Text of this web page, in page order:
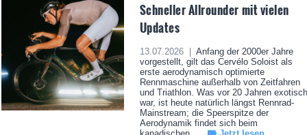
Schneller Allrounder mit vielen
Updates
13.07.2026 |
Anfang der 2000er Jahre
vorgestellt, gilt das Cervélo Soloist als
erste aerodynamisch optimierte
Rennmaschine außerhalb von Zeitfahren
und Triathlon. Was vor 20 Jahren exotisch
war, ist heute natürlich längst Rennrad-
Mainstream; die Speerspitze der
Aerodynamik findet sich beim